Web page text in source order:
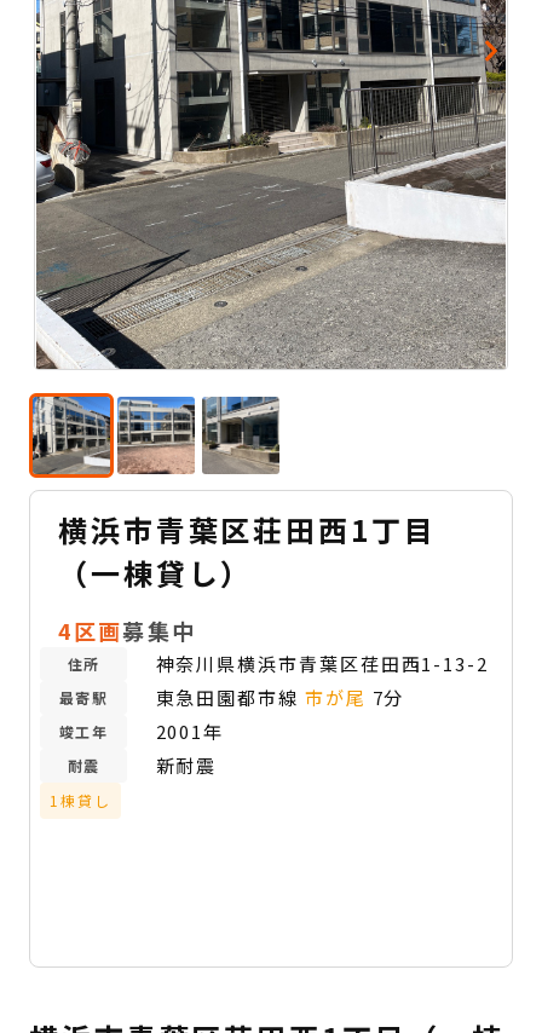
横浜市青葉区荘田西1丁目
（一棟貸し）
4区画募集中
住所 神奈川県横浜市青葉区荏田西1-13-2
最寄駅 東急田園都市線 市が尾 7分
竣工年 2001年
耐震 新耐震
1棟貸し